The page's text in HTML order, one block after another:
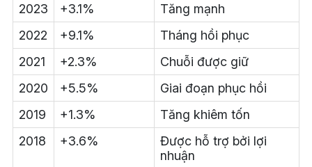
2023
+3.1%
Tăng mạnh
2022
+9.1%
Tháng hồi phục
2021
+2.3%
Chuỗi được giữ
2020
+5.5%
Giai đoạn phục hồi
2019
+1.3%
Tăng khiêm tốn
2018
+3.6%
Được hỗ trợ bởi lợi
nhuận